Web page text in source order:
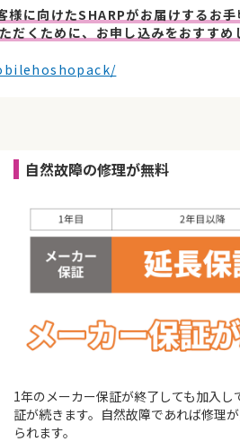
に向けたSHARPがお届けするお手
くために、お申し込みをおすすめ
自然故障の修理が無料
1年のメーカー保証が終了しても加入し
証が続きます。自然故障であれば修理
られます。